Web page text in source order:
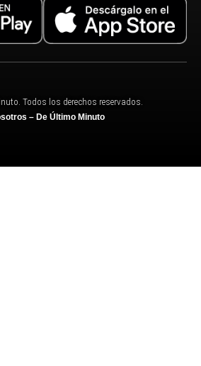
Todos los derechos reservados.
– De Último Minuto